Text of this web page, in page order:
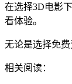
在选择3D电影
看体验。
无论是选择免
相关阅读：